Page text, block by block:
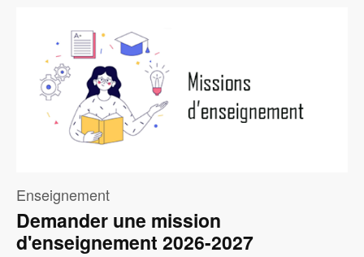
Image
Enseignement
Demander une mission
d'enseignement 2026-2027